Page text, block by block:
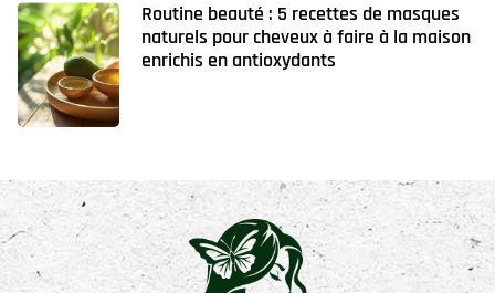
Routine beauté : 5 recettes de masques
naturels pour cheveux à faire à la maison
enrichis en antioxydants